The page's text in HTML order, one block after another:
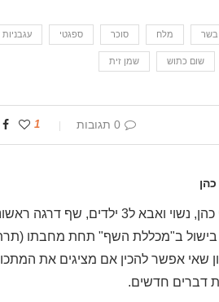
בשר מלח סוכר ספגטי עגבניות
שום כתוש שמן זית
0 תגובות 1
אסף כהן, נשוי ואבא ל3
ב"מכללת השף" תחת מחבתו
שאי אפשר להכין אם מציגים את
דברים חדשים.